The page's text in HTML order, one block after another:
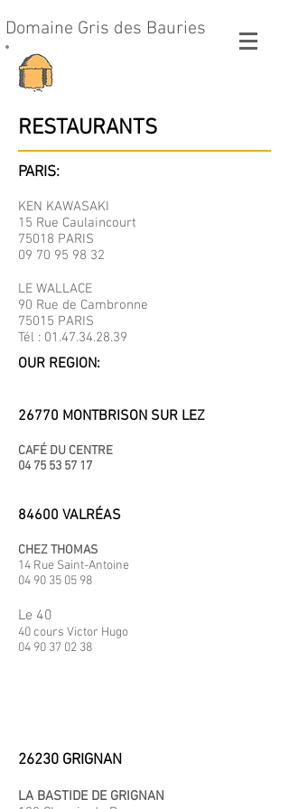
Domaine Gris des Bauries
RESTAURANTS
PARIS:
KEN KAWASAKI
15 Rue Caulaincourt
75018 PARIS
09 70 95 98 32
LE WALLACE
90 Rue de Cambronne
75015 PARIS
Tél : 01.47.34.28.39
OUR REGION:
26770 MONTBRISON SUR LEZ
CAFÉ DU CENTRE
04 75 53 57 17
84600 VALRÉAS
CHEZ THOMAS
14 Rue Saint-Antoine
04 90 35 05 98
Le 40
40 cours Victor Hugo
04 90 37 02 38
26230 GRIGNAN
LA BASTIDE DE GRIGNAN